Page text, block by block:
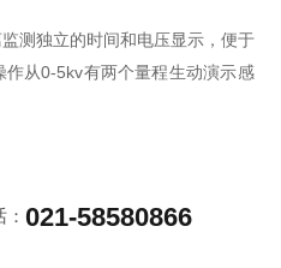
测独立的时间和电压显示，便于
从0-5kv有两个量程生动演示感
：021-58580866